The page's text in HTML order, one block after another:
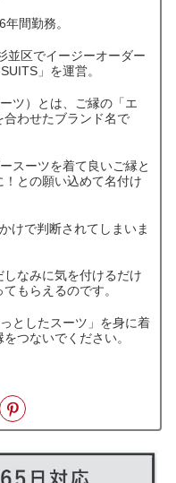
間勤務。
並区でイージーオーダー
」を運営。
ツ）とは、ご縁の「エ
合わせたブランド名で
スーツを着て良いご縁と
との願い込めて名付け
けで判断されてしまいま
なみに気を付けるだけ
もらえるのです。
としたスーツ」を身に着
つないでください。